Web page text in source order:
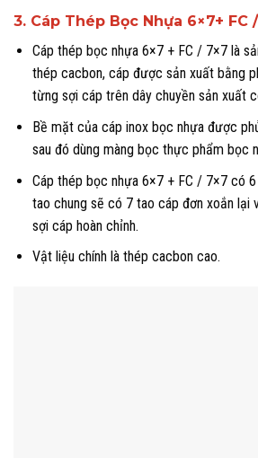
3. Cáp Thép Bọc Nhựa 6×7+ FC
Cáp thép bọc nhựa 6×7 + FC / 7×7 là
thép cacbon, cáp được sản xuất bằng
từng sợi cáp trên dây chuyền sản xuất
Bề mặt của cáp inox bọc nhựa được
sau đó dùng màng bọc thực phẩm bọc
Cáp thép bọc nhựa 6×7 + FC / 7×7 có
tao chung sẽ có 7 tao cáp đơn xoắn lại
sợi cáp hoàn chỉnh.
Vật liệu chính là thép cacbon cao.